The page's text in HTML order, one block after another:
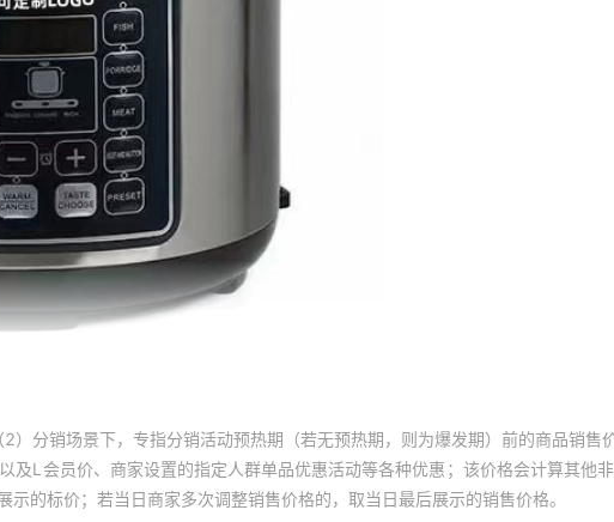
分销场景下，专指分销活动预热期（若无预热期，则为爆发期）前的商品销售
L会员价、商家设置的指定人群单品优惠活动等各种优惠；该价格会计算其他
的标价；若当日商家多次调整销售价格的，取当日最后展示的销售价格。